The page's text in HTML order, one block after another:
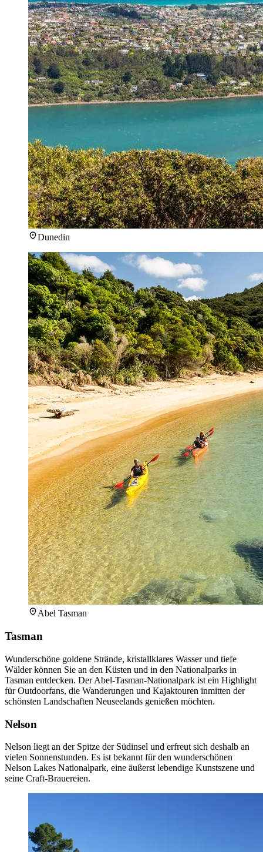
Dunedin
Abel Tasman
Tasman
Wunderschöne goldene Strände, kristallklares Wasser und tiefe
Wälder können Sie an den Küsten und in den Nationalparks in
Tasman entdecken. Der Abel-Tasman-Nationalpark ist ein Highlight
für Outdoorfans, die Wanderungen und Kajaktouren inmitten der
schönsten Landschaften Neuseelands genießen möchten.
Nelson
Nelson liegt an der Spitze der Südinsel und erfreut sich deshalb an
vielen Sonnenstunden. Es ist bekannt für den wunderschönen
Nelson Lakes Nationalpark, eine äußerst lebendige Kunstszene und
seine Craft-Brauereien.